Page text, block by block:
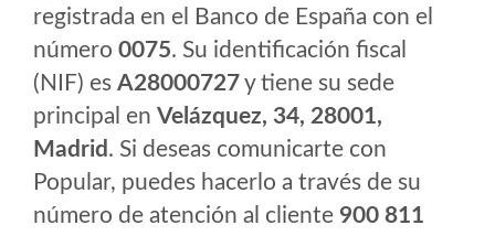
registrada en el Banco de España con el
número 0075. Su identificación fiscal
(NIF) es A28000727y tiene su sede
principal en Velázquez, 34, 28001,
Madrid . Si deseas comunicarte con
Popular, puedes hacerlo a través de su
número de atención al cliente 900 811